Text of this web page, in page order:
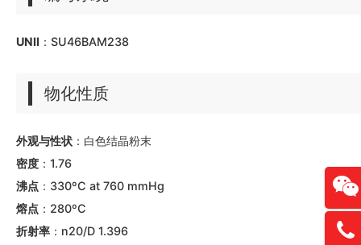
UNII ：SU46BAM238
物化性质
外观与性状 ：白色结晶粉末
密度 ：1.76
沸点 ：330ºC at 760 mmHg
熔点 ：280ºC
折射率 ：n20/D 1.396